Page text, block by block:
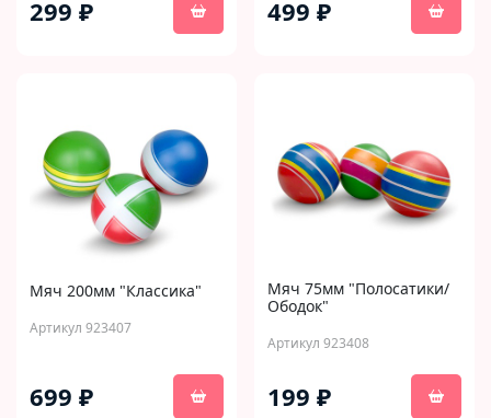
299 ₽ 499 ₽
Мяч 200мм "Классика"
Артикул 923407
699 ₽
Мяч 75мм "Полосатики/
Ободок"
Артикул 923408
199 ₽